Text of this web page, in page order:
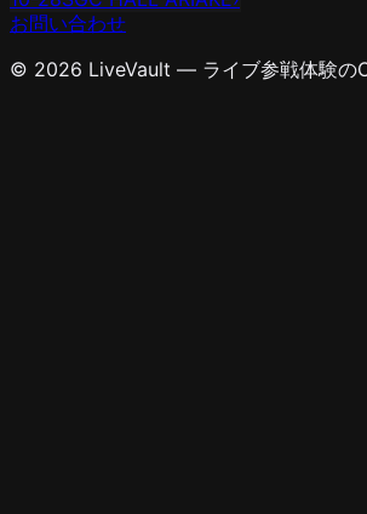
お問い合わせ
© 2026 LiveVault — ライブ参戦体験の